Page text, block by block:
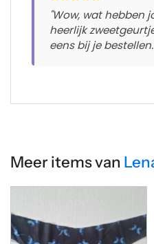
"Wow, wat hebben
heerlijk
eens bij je
Meer items van